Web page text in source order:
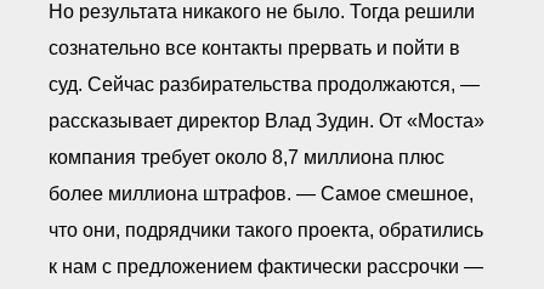
Но результата никакого не было. Тогда решили
сознательно все контакты прервать и пойти в
суд. Сейчас разбирательства продолжаются, —
рассказывает директор Влад Зудин. От «Моста»
компания требует около 8,7 миллиона плюс
более миллиона штрафов. — Самое смешное,
что они, подрядчики такого проекта, обратились
к нам с предложением фактически рассрочки —